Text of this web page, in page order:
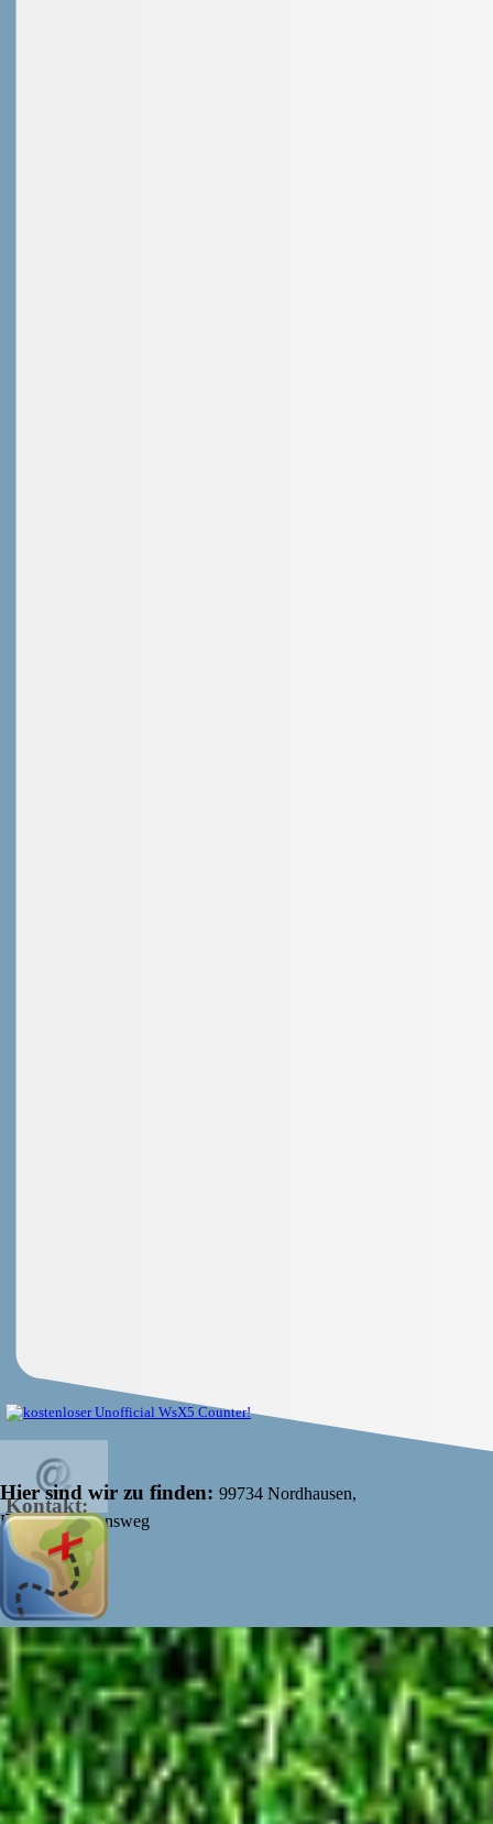
Kontakt:
Hier sind wir zu finden: 99734 Nordhausen,
Kommunikationsweg
Zurück zum Seiteninhalt